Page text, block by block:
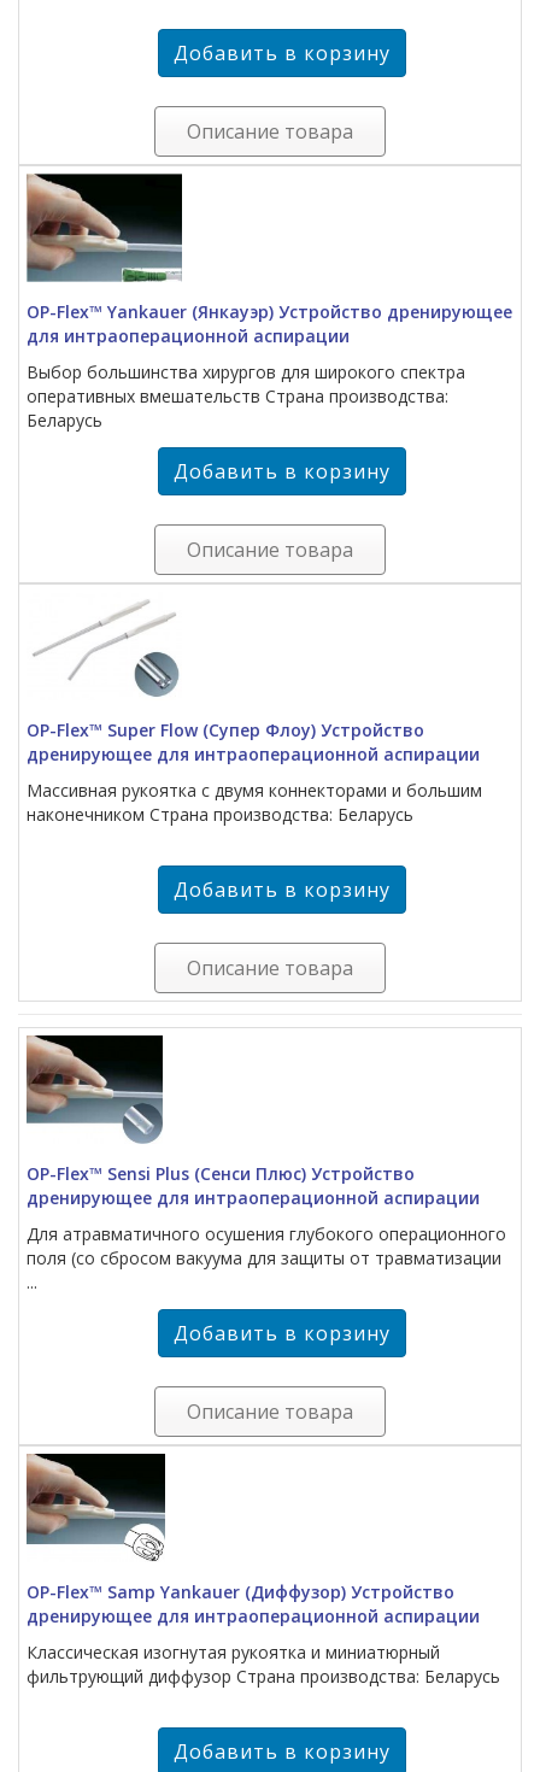
Описание товара
OP-Flex™ Yankauer (Янкауэр) Устройство дренирующее
для интраоперационной аспирации
Выбор большинства хирургов для широкого спектра
оперативных вмешательств Страна производства:
Беларусь
Описание товара
OP-Flex™ Super Flow (Супер Флоу) Устройство
дренирующее для интраоперационной аспирации
Массивная рукоятка с двумя коннекторами и большим
наконечником Страна производства: Беларусь
Описание товара
OP-Flex™ Sensi Plus (Сенси Плюс) Устройство
дренирующее для интраоперационной аспирации
Для атравматичного осушения глубокого операционного
поля (со сбросом вакуума для защиты от травматизации
...
Описание товара
OP-Flex™ Samp Yankauer (Диффузор) Устройство
дренирующее для интраоперационной аспирации
Классическая изогнутая рукоятка и миниатюрный
фильтрующий диффузор Страна производства: Беларусь